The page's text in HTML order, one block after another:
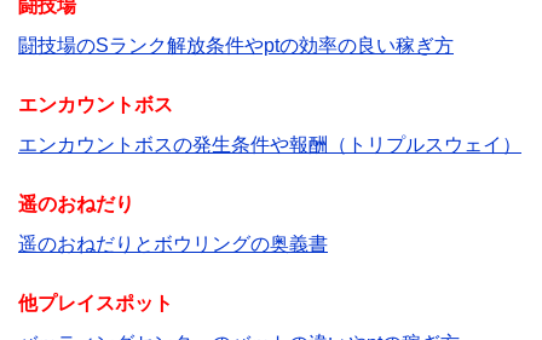
闘技場
闘技場のSランク解放条件やptの効率の良い稼ぎ方
エンカウントボス
エンカウントボスの発生条件や報酬（トリプルスウェイ）
遥のおねだり
遥のおねだりとボウリングの奥義書
他プレイスポット